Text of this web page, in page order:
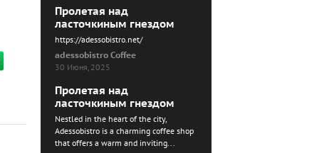
Пролетая над
ласточкиным гнездом
https://adessobistro.net/
adessobistro Coffee
30 Июня, 2025
Пролетая над
ласточкиным гнездом
Nestled in the heart of the city,
Adessobistro is a charming coffee shop
that offers a warm and inviting...